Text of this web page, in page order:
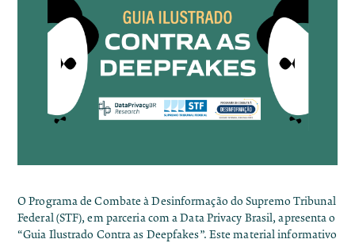
OPrograma de Combate à Desinformação do Supremo Tribunal
Federal (STF), em parceria com a Data Privacy Brasil, apresenta o
“Guia Ilustrado Contra as Deepfakes”. Este material informativo